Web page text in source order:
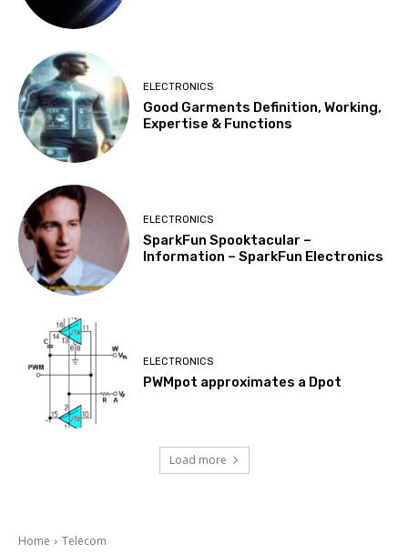
ELECTRONICS
Good Garments Definition, Working,
Expertise & Functions
ELECTRONICS
SparkFun Spooktacular –
Information – SparkFun Electronics
ELECTRONICS
PWMpot approximates a Dpot
Load more